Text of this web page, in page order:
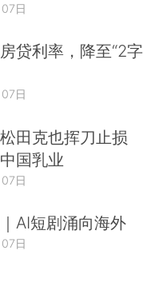
日
贷利率，降至“2字
日
松田克也挥刀止损
国乳业
日
AI短剧涌向海外
日